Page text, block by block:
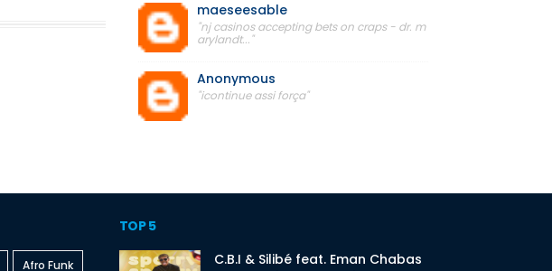
maeseesable
"nj casinos accepting bets on craps - dr. m
arylandt..."
Anonymous
"icontinue assi força"
Afro Funk
TOP 5
C.B.I & Silibé feat. Eman Chabas